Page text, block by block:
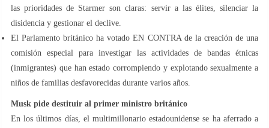
las prioridades de Starmer son claras: servir a las élites, silenciar la
disidencia y gestionar el declive.
El Parlamento británico ha votado EN CONTRA de la creación de una
comisión especial para investigar las actividades de bandas étnicas
(inmigrantes) que han estado corrompiendo y explotando sexualmente a
niños de familias desfavorecidas durante varios años.
Musk pide destituir al primer ministro británico
En los últimos días, el multimillonario estadounidense se ha aferrado a